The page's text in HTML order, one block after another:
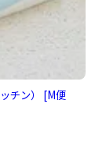
チン） [M便